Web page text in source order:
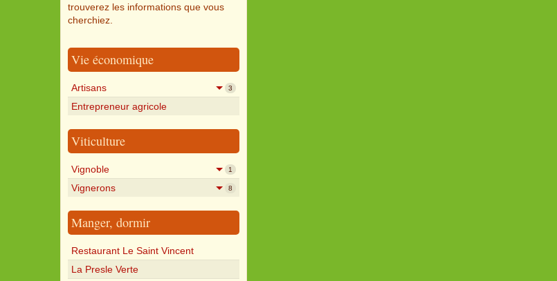
trouverez les informations que vous
cherchiez.
Vie économique
Artisans 3
Entrepreneur agricole
Viticulture
Vignoble 1
Vignerons 8
Manger, dormir
Restaurant Le Saint Vincent
La Presle Verte